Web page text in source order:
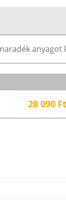
anyagot
20 090Ft